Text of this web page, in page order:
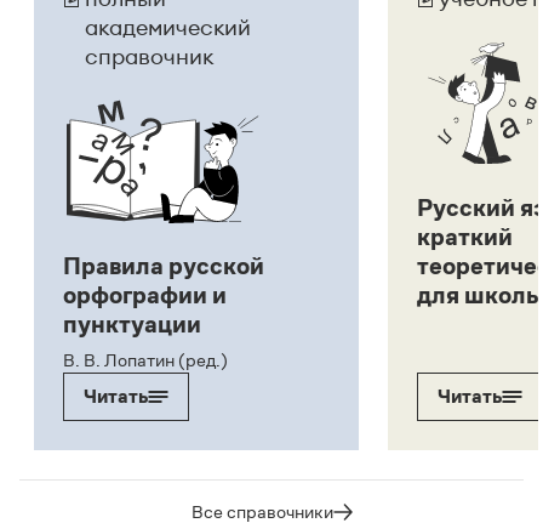
академический
справочник
Правила русской
орфографии и
пунктуации
В. В. Лопатин (ред.)
Читать
Русский
краткий
для
Читать
Все справочники